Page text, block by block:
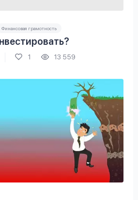
Финансовая грамотность
1 13 559